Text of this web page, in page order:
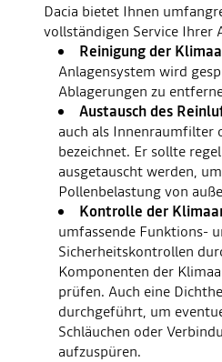
Dacia bietet Ihnen
vollständigen Service Ihrer
Reinigung der
Anlagensystem wird
Ablagerungen zu
Austausch des
auch als Innenraumfilter
bezeichnet. Er sollte
ausgetauscht werden,
Pollenbelastung von
Kontrolle der
umfassende Funktions-
Sicherheitskontrollen
Komponenten der
prüfen. Auch eine
durchgeführt, um
Schläuchen oder
aufzuspüren.